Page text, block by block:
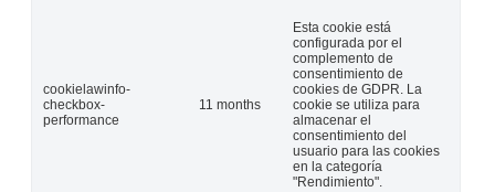
cookielawinfo-
checkbox-
performance
11 months
Esta cookie está
configurada por el
complemento de
consentimiento de
cookies de GDPR. La
cookie se utiliza para
almacenar el
consentimiento del
usuario para las cookies
en la categoría
"Rendimiento".